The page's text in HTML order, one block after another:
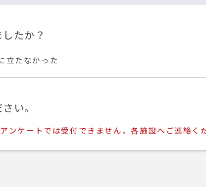
たか？
立たなかった
い。
ンケートでは受付できません。各施設へご連絡く